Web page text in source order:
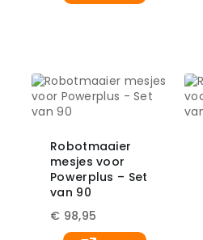
Robotmaaier
mesjes voor
Powerplus – Set
van 90
€ 98,95